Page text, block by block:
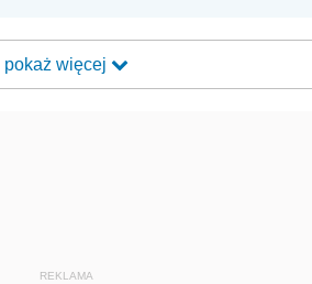
pokaż więcej
REKLAMA